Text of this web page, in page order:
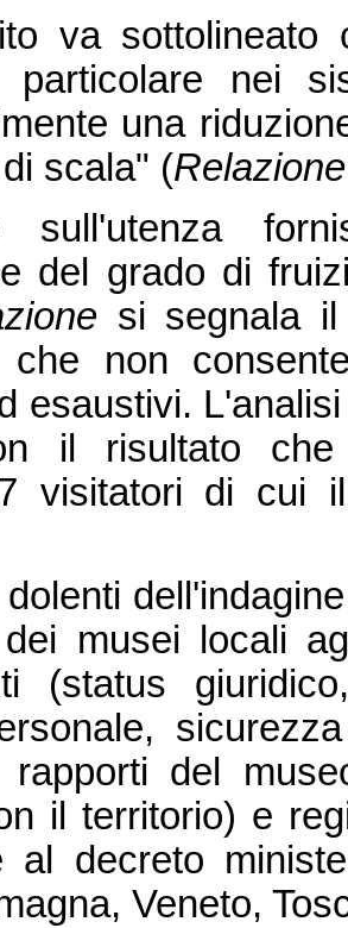
va sottolineato
particolare nei
una
scala" (Relazione
sull'utenza
del grado di
si segnala
che non
esaustivi.
il risultato
visitatori di cui
musei locali
(status
rapporti del
il territorio) e
al decreto
Veneto,